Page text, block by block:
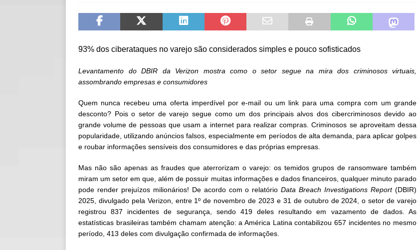
93% dos ciberataques no varejo são considerados simples e pouco sofisticados
Levantamento do DBIR da Verizon mostra como o setor segue na mira dos criminosos virtuais,
assombrando empresas e consumidores
Quem nunca recebeu uma oferta imperdível por e-mail ou um link para uma compra com um grande
desconto? Pois o setor de varejo segue como um dos principais alvos dos cibercriminosos devido ao
grande volume de pessoas que usam a internet para realizar compras. Criminosos se aproveitam dessa
popularidade, utilizando anúncios falsos, especialmente em períodos de alta demanda, para aplicar golpes
e roubar informações sensíveis dos consumidores e das próprias empresas.
Mas não são apenas as fraudes que aterrorizam o varejo: os temidos grupos de ransomware também
miram um setor em que, além de possuir muitas informações e dados financeiros, qualquer minuto parado
pode render prejuízos milionários! De acordo com o relatórioData Breach Investigations Report(DBIR)
2025, divulgado pela Verizon, entre 1º de novembro de 2023 e 31 de outubro de 2024, o setor de varejo
registrou 837 incidentes de segurança, sendo 419 deles resultando em vazamento de dados. As
estatísticas brasileiras também chamam atenção: a América Latina contabilizou 657 incidentes no mesmo
período, 413 deles com divulgação confirmada de informações.